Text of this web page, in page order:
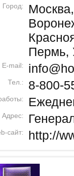
Город: Москва
Пермь,
E-mail:
Тел.: 8-800-
Адрес:
сайт: http://